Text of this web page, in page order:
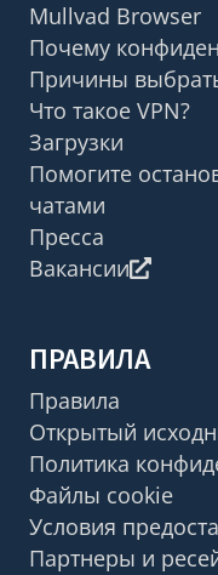
Mullvad Browser
Почему
Причины
Что такое VPN?
Загрузки
Помогите
чатами
Пресса
Вакансии
ПРАВИЛА
Правила
Открытый
Политика
Файлы cookie
Условия
Партнеры и